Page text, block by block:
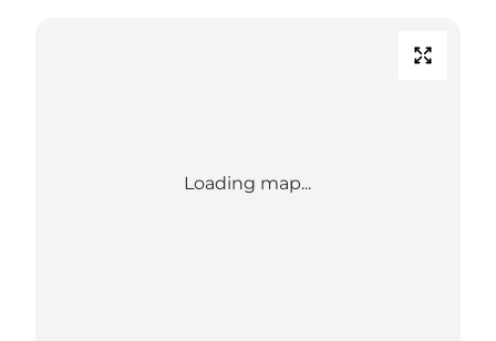
Loading map...